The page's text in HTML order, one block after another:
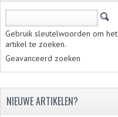
Gebruik sleutelwoorden om het
artikel te zoeken.
Geavanceerd zoeken
NIEUWE ARTIKELEN?